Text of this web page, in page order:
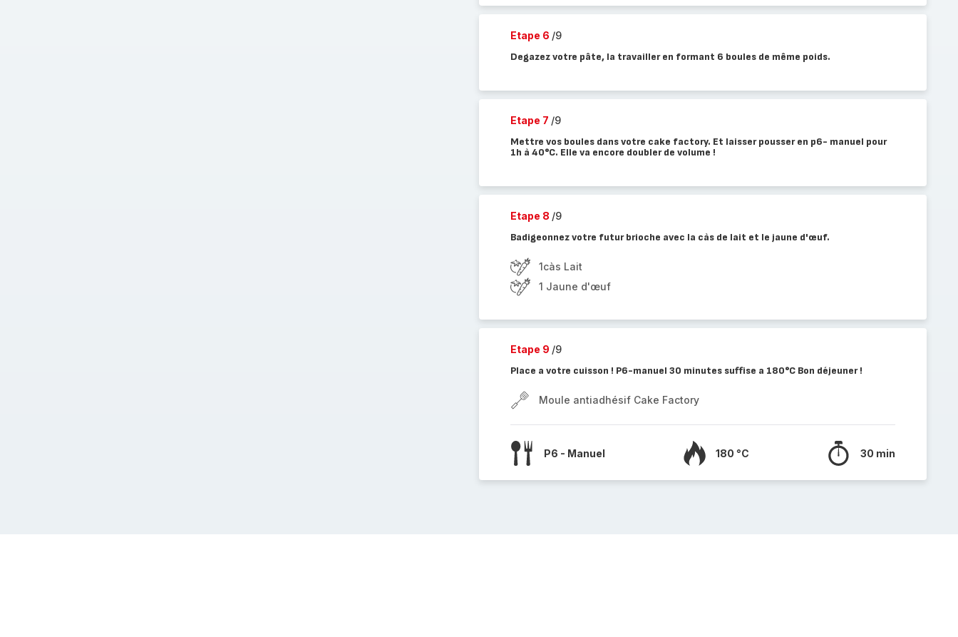
Etape 6 /9
Degazez votre pâte, la travailler en formant 6 boules de même poids.
Etape 7 /9
Mettre vos boules dans votre cake factory. Et laisser pousser en p6- manuel pour
1h à 40°C. Elle va encore doubler de volume !
Etape 8 /9
Badigeonnez votre futur brioche avec la càs de lait et le jaune d'œuf.
1càs Lait
1 Jaune d'œuf
Etape 9 /9
Place a votre cuisson ! P6-manuel 30 minutes suffise a 180°C Bon déjeuner !
Moule antiadhésif Cake Factory
P6 - Manuel 180 °C 30 min